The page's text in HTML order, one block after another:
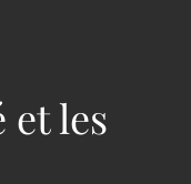
et les